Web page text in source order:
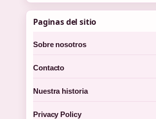
Paginas del sitio
Sobre nosotros
Contacto
Nuestra historia
Privacy Policy